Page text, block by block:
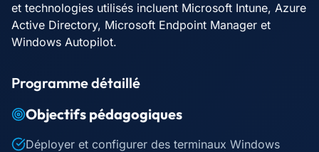
et technologies utilisés incluent Microsoft Intune, Azure
Active Directory, Microsoft Endpoint Manager et
Windows Autopilot.
Programme détaillé
Objectifs pédagogiques
Déployer et configurer des terminaux Windows